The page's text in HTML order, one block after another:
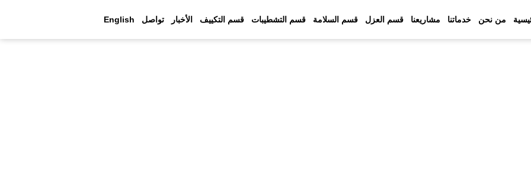
من نحن خدماتنا مشاريعنا قسم العزل قسم السلامة قسم التشطيبات قسم التكييف الأخبار تواصل English